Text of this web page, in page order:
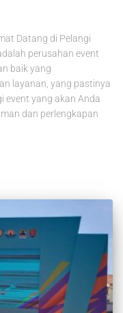
Datang di Pelangi
perusahan event
baik yang
layanan, yang pastinya
event yang akan Anda
dan perlengkapan